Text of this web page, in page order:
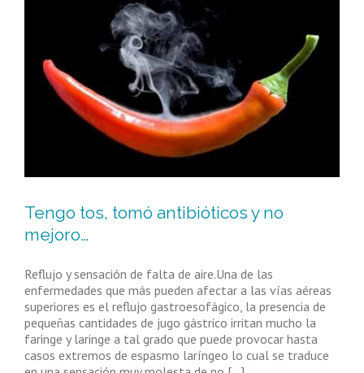
Tengo tos, tomó antibióticos y no
mejoro…
Reflujo y sensación de falta de aire.Una de las
enfermedades que más pueden afectar a las vías aéreas
superiores es el reflujo gastroesofágico, la presencia de
pequeñas cantidades de jugo gástrico irritan mucho la
faringe y laringe a tal grado que puede provocar hasta
casos extremos de espasmo laríngeo lo cual se traduce